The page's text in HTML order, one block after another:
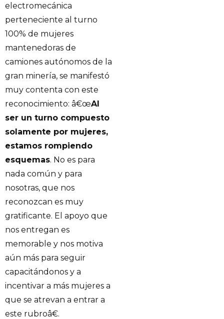
electromecánica
perteneciente al turno
100% de mujeres
mantenedoras de
camiones autónomos de la
gran minería, se manifestó
muy contenta con este
reconocimiento: â€œAl
ser un turno compuesto
solamente por mujeres,
estamos rompiendo
esquemas. No es para
nada común y para
nosotras, que nos
reconozcan es muy
gratificante. El apoyo que
nos entregan es
memorable y nos motiva
aún más para seguir
capacitándonos y a
incentivar a más mujeres a
que se atrevan a entrar a
este rubroâ€.